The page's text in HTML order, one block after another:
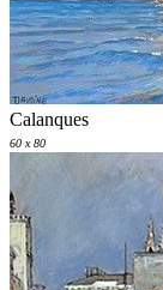
Calanques
60 x 80